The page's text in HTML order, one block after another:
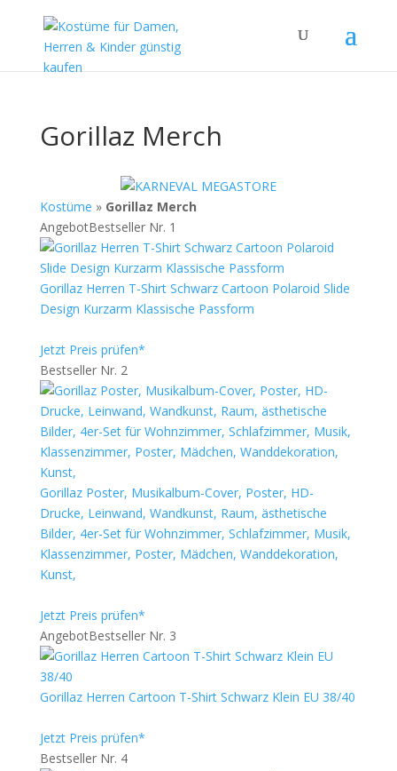
Gorillaz Merch
Kostüme » Gorillaz Merch
AngebotBestseller Nr. 1
Gorillaz Herren T-Shirt Schwarz Cartoon Polaroid Slide
Design Kurzarm Klassische Passform
Jetzt Preis prüfen*
Bestseller Nr. 2
Gorillaz Poster, Musikalbum-Cover, Poster, HD-
Drucke, Leinwand, Wandkunst, Raum, ästhetische
Bilder, 4er-Set für Wohnzimmer, Schlafzimmer, Musik,
Klassenzimmer, Poster, Mädchen, Wanddekoration,
Kunst,
Jetzt Preis prüfen*
AngebotBestseller Nr. 3
Gorillaz Herren Cartoon T-Shirt Schwarz Klein EU 38/40
Jetzt Preis prüfen*
Bestseller Nr. 4